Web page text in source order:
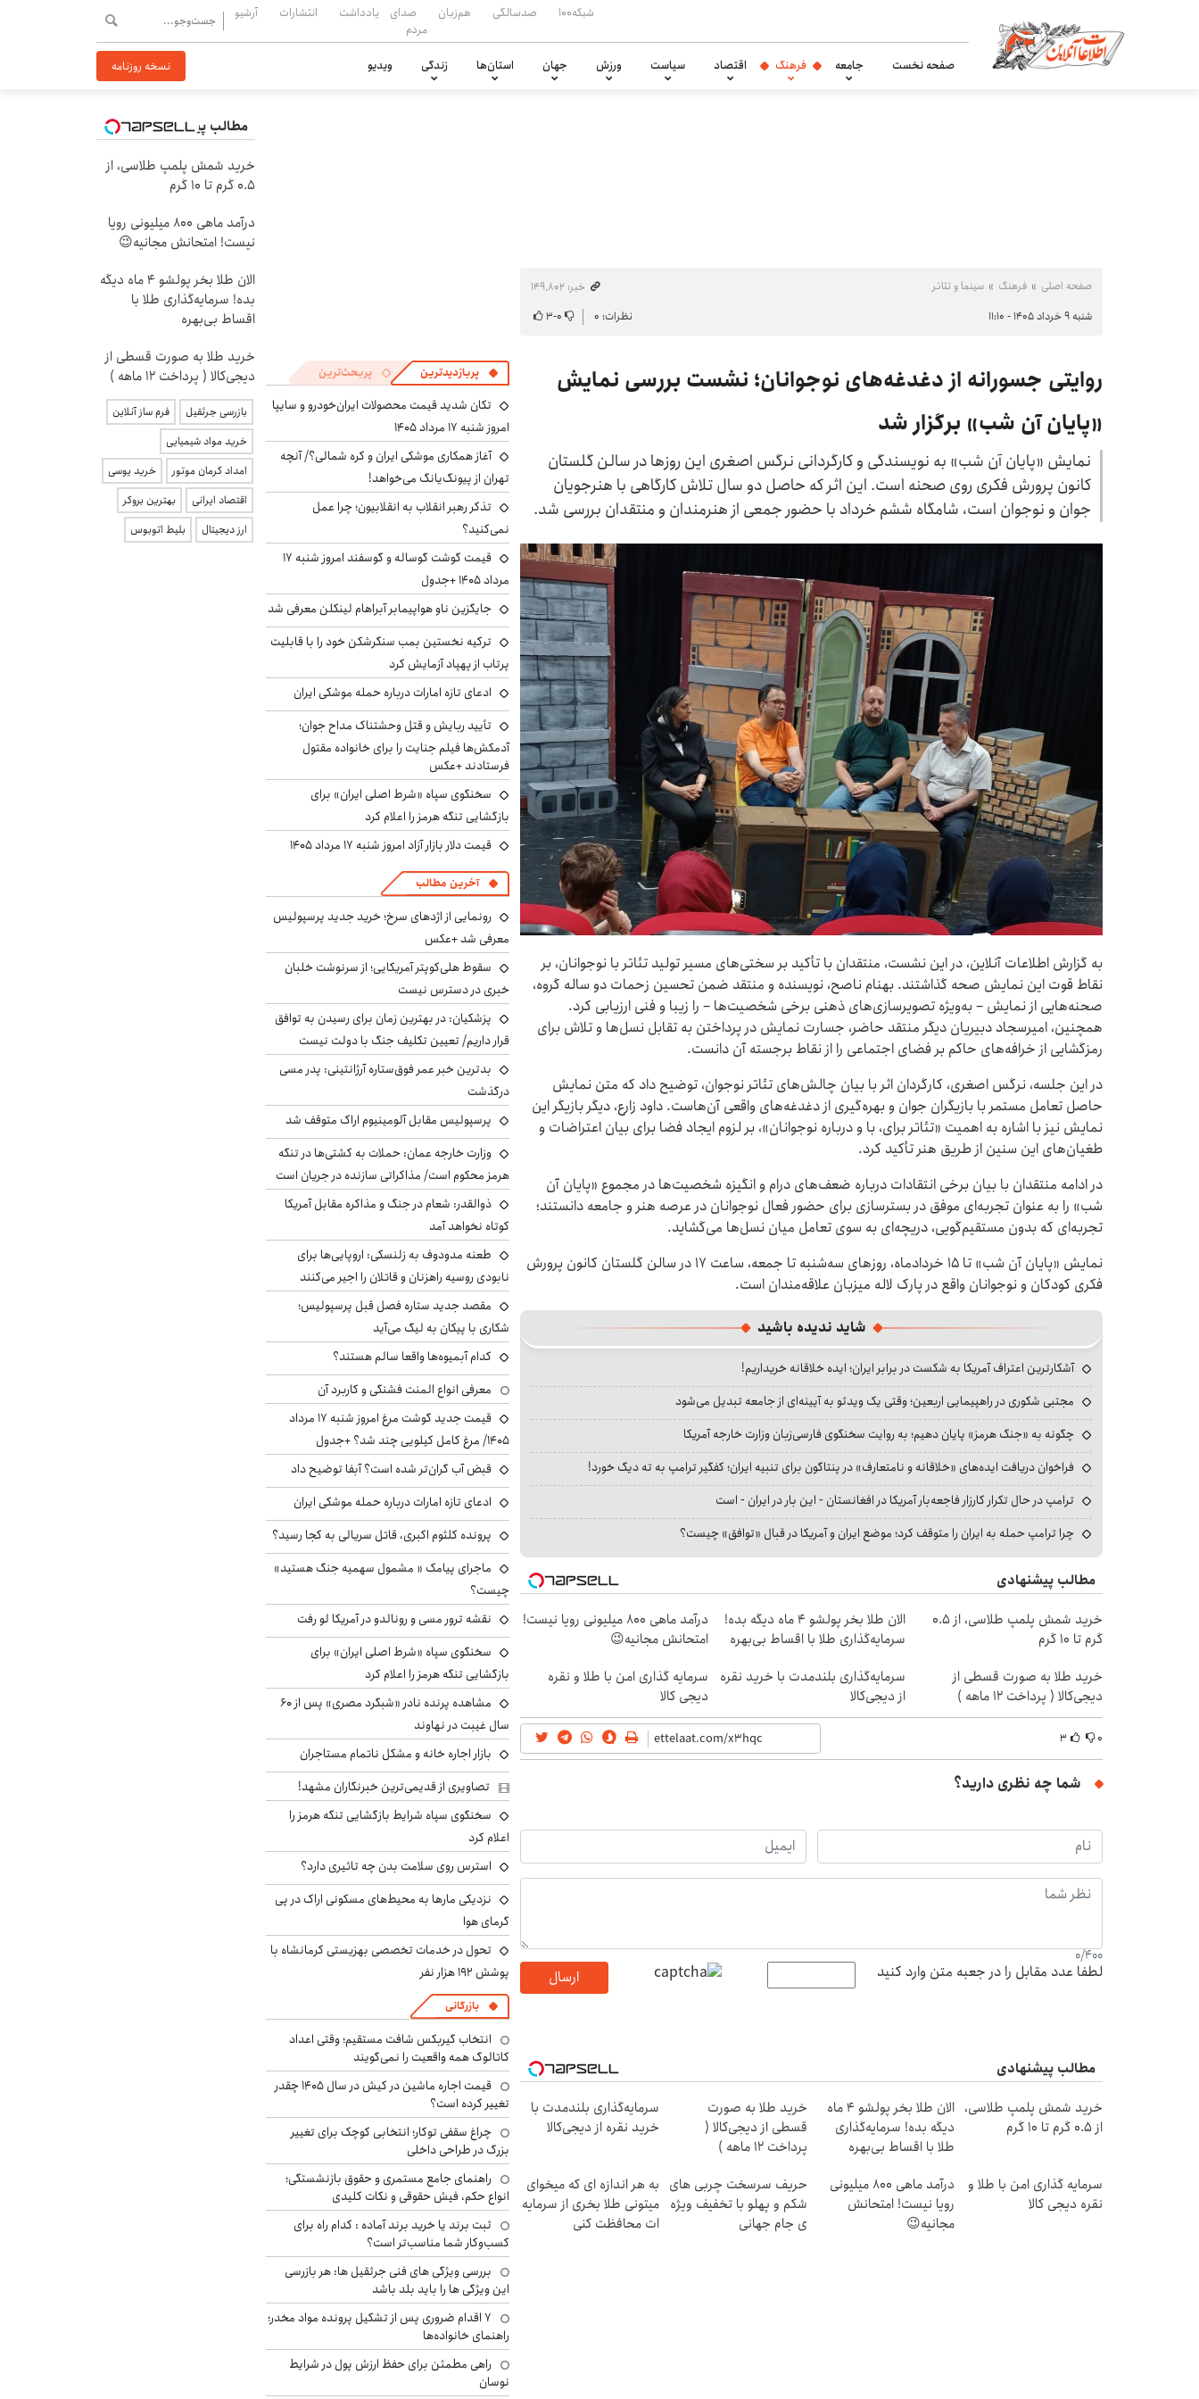
شبکه۱۰۰ صدسالگی هم‌زبان
صدای
مردم
یادداشت انتشارات آرشیو
صفحه نخست جامعه فرهنگ اقتصاد سیاست ورزش جهان استان‌ها زندگی ویدیو نسخه روزنامه
صفحه اصلی فرهنگ سینما و تئاتر
خبر: ۱۴۹٬۸۰۲
شنبه ۹ خرداد ۱۴۰۵ - ۱۱:۱۰
نظرات: ۰ ۰-۳
روایتی جسورانه از دغدغه‌های نوجوانان؛ نشست بررسی نمایش
«پایان آن شب» برگزار شد
نمایش «پایان آن شب» به نویسندگی و کارگردانی نرگس اصغری این روزها در سالن گلستان
کانون پرورش فکری روی صحنه است. این اثر که حاصل دو سال تلاش کارگاهی با هنرجویان
جوان و نوجوان است، شامگاه ششم خرداد با حضور جمعی از هنرمندان و منتقدان بررسی شد.
به گزارش اطلاعات آنلاین، در این نشست، منتقدان با تأکید بر سختی‌های مسیر تولید تئاتر با نوجوانان، بر
نقاط قوت این نمایش صحه گذاشتند. بهنام ناصح، نویسنده و منتقد ضمن تحسین زحمات دو ساله گروه،
صحنه‌هایی از نمایش – به‌ویژه تصویرسازی‌های ذهنی برخی شخصیت‌ها – را زیبا و فنی ارزیابی کرد.
همچنین، امیرسجاد دبیریان دیگر منتقد حاضر، جسارت نمایش در پرداختن به تقابل نسل‌ها و تلاش برای
رمزگشایی از خرافه‌های حاکم بر فضای اجتماعی را از نقاط برجسته آن دانست.
در این جلسه، نرگس اصغری، کارگردان اثر با بیان چالش‌های تئاتر نوجوان، توضیح داد که متن نمایش
حاصل تعامل مستمر با بازیگران جوان و بهره‌گیری از دغدغه‌های واقعی آن‌هاست. داود زارع، دیگر بازیگر این
نمایش نیز با اشاره به اهمیت «تئاتر برای، با و درباره نوجوانان»، بر لزوم ایجاد فضا برای بیان اعتراضات و
طغیان‌های این سنین از طریق هنر تأکید کرد.
در ادامه منتقدان با بیان برخی انتقادات درباره ضعف‌های درام و انگیزه شخصیت‌ها در مجموع «پایان آن
شب» را به عنوان تجربه‌ای موفق در بسترسازی برای حضور فعال نوجوانان در عرصه هنر و جامعه دانستند؛
تجربه‌ای که بدون مستقیم‌گویی، دریچه‌ای به سوی تعامل میان نسل‌ها می‌گشاید.
نمایش «پایان آن شب» تا ۱۵ خردادماه، روزهای سه‌شنبه تا جمعه، ساعت ۱۷ در سالن گلستان کانون پرورش
فکری کودکان و نوجوانان واقع در پارک لاله میزبان علاقه‌مندان است.
شاید ندیده باشید
آشکارترین اعتراف آمریکا به شکست در برابر ایران؛ ایده خلاقانه خریداریم!
مجتبی شکوری در راهپیمایی اربعین؛ وقتی یک ویدئو به آیینه‌ای از جامعه تبدیل می‌شود
چگونه به «جنگ هرمز» پایان دهیم؛ به روایت سخنگوی فارسی‌زبان وزارت خارجه آمریکا
فراخوان دریافت ایده‌های «خلاقانه و نامتعارف» در پنتاگون برای تنبیه ایران؛ کفگیر ترامپ به ته دیگ خورد!
ترامپ در حال تکرار کارزار فاجعه‌بار آمریکا در افغانستان - این بار در ایران - است
چرا ترامپ حمله به ایران را متوقف کرد؛ موضع ایران و آمریکا در قبال «توافق» چیست؟
مطالب پیشنهادی
خرید شمش پلمپ طلاسی، از ۰.۵
گرم تا ۱۰ گرم
الان طلا بخر پولشو 4 ماه دیگه بده!
سرمایه‌گذاری طلا با اقساط بی‌بهره
درآمد ماهی 800 میلیونی رویا نیست!
امتحانش مجانیه😉
خرید طلا به صورت قسطی از
دیجی‌کالا ( پرداخت 12 ماهه )
سرمایه‌گذاری بلندمدت با خرید نقره
از دیجی‌کالا
سرمایه گذاری امن با طلا و نقره
دیجی کالا
۰ ۳
شما چه نظری دارید؟
0/400
لطفا عدد مقابل را در جعبه متن وارد کنید ارسال
مطالب پیشنهادی
خرید شمش پلمپ طلاسی،
از ۰.۵ گرم تا ۱۰ گرم
الان طلا بخر پولشو 4 ماه
دیگه بده! سرمایه‌گذاری
طلا با اقساط بی‌بهره
خرید طلا به صورت
قسطی از دیجی‌کالا (
پرداخت 12 ماهه )
سرمایه‌گذاری بلندمدت با
خرید نقره از دیجی‌کالا
سرمایه گذاری امن با طلا و
نقره دیجی کالا
درآمد ماهی 800 میلیونی
رویا نیست! امتحانش
مجانیه😉
حریف سرسخت چربی های
شکم و پهلو با تخفیف ویژه
ی جام جهانی
به هر اندازه ای که میخوای
میتونی طلا بخری از سرمایه
ات محافظت کنی
پربازدیدترین پربحث‌ترین
تکان شدید قیمت محصولات ایران‌خودرو و سایپا
امروز شنبه ۱۷ مرداد ۱۴۰۵
آغاز همکاری موشکی ایران و کره شمالی؟/ آنچه
تهران از پیونگ‌یانگ می‌خواهد!
تذکر رهبر انقلاب به انقلابیون؛ چرا عمل
نمی‌کنید؟
قیمت گوشت گوساله و گوسفند امروز شنبه ۱۷
مرداد ۱۴۰۵ +جدول
جایگزین ناو هواپیمابر آبراهام لینکلن معرفی شد
ترکیه نخستین بمب سنگرشکن خود را با قابلیت
پرتاب از پهپاد آزمایش کرد
ادعای تازه امارات درباره حمله موشکی ایران
تأیید ربایش و قتل وحشتناک مداح جوان؛
آدمکش‌ها فیلم جنایت را برای خانواده مقتول
فرستادند +عکس
سخنگوی سپاه «شرط اصلی ایران» برای
بازگشایی تنگه هرمز را اعلام کرد
قیمت دلار بازار آزاد امروز شنبه ۱۷ مرداد ۱۴۰۵
آخرین مطالب
رونمایی از اژدهای سرخ؛ خرید جدید پرسپولیس
معرفی شد +عکس
سقوط هلی‌کوپتر آمریکایی؛ از سرنوشت خلبان
خبری در دسترس نیست
پزشکیان‌: در بهترین زمان برای رسیدن به توافق
قرار داریم/ تعیین تکلیف جنگ با دولت نیست
بدترین خبر عمر فوق‌ستاره آرژانتینی: پدر مسی
درگذشت
پرسپولیس مقابل آلومینیوم اراک متوقف شد
وزارت خارجه عمان: حملات به کشتی‌ها در تنگه
هرمز محکوم است/ مذاکراتی سازنده در جریان است
ذوالقدر: شعام در جنگ و مذاکره مقابل آمریکا
کوتاه نخواهد آمد
طعنه مدودوف به زلنسکی: اروپایی‌ها برای
نابودی روسیه راهزنان و قاتلان را اجیر می‌کنند
مقصد جدید ستاره فصل قبل پرسپولیس؛
شکاری با پیکان به لیگ می‌آید
کدام آبمیوه‌ها واقعا سالم هستند؟
معرفی انواع المنت فشنگی و کاربرد آن
قیمت جدید گوشت مرغ امروز شنبه ۱۷ مرداد
۱۴۰۵/ مرغ کامل کیلویی چند شد؟ +جدول
قبض آب گران‌تر شده است؟ آبفا توضیح داد
ادعای تازه امارات درباره حمله موشکی ایران
پرونده کلثوم اکبری، قاتل سریالی به کجا رسید؟
ماجرای پیامک « مشمول سهمیه جنگ هستید»
چیست؟
نقشه ترور مسی و رونالدو در آمریکا لو رفت
سخنگوی سپاه «شرط اصلی ایران» برای
بازگشایی تنگه هرمز را اعلام کرد
مشاهده پرنده نادر «شبگرد مصری» پس از ۶۰
سال غیبت در نهاوند
بازار اجاره خانه و مشکل ناتمام مستاجران
تصاویری از قدیمی‌ترین خبرنگاران مشهد!
سخنگوی سپاه شرایط بازگشایی تنگه هرمز را
اعلام کرد
استرس روی سلامت بدن چه تاثیری دارد؟
نزدیکی مارها به محیط‌های مسکونی اراک در پی
گرمای هوا
تحول در خدمات تخصصی بهزیستی کرمانشاه با
پوشش ۱۹۲ هزار نفر
بازرگانی
انتخاب گیربکس شافت مستقیم؛ وقتی اعداد
کاتالوگ همه واقعیت را نمی‌گویند
قیمت اجاره ماشین در کیش در سال ۱۴۰۵ چقدر
تغییر کرده است؟
چراغ سقفی توکار؛ انتخابی کوچک برای تغییر
بزرگ در طراحی داخلی
راهنمای جامع مستمری و حقوق بازنشستگی؛
انواع حکم، فیش حقوقی و نکات کلیدی
ثبت برند یا خرید برند آماده : کدام راه برای
کسب‌وکار شما مناسب‌تر است؟
بررسی ویژگی های فنی جرثقیل ها: هر بازرسی
این ویژگی ها را باید بلد باشد
۷ اقدام ضروری پس از تشکیل پرونده مواد مخدر؛
راهنمای خانواده‌ها
راهی مطمئن برای حفظ ارزش پول در شرایط
نوسان
مطالب پیشنهادی
خرید شمش پلمپ طلاسی، از
۰.۵ گرم تا ۱۰ گرم
درآمد ماهی 800 میلیونی رویا
نیست! امتحانش مجانیه😉
الان طلا بخر پولشو 4 ماه دیگه
بده! سرمایه‌گذاری طلا با
اقساط بی‌بهره
خرید طلا به صورت قسطی از
دیجی‌کالا ( پرداخت 12 ماهه )
بازرسی جرثقیل
فرم ساز آنلاین
خرید مواد شیمیایی
امداد کرمان موتور
خرید یوسی
اقتصاد ایرانی
بهترین بروکر
ارز دیجیتال
بلیط اتوبوس